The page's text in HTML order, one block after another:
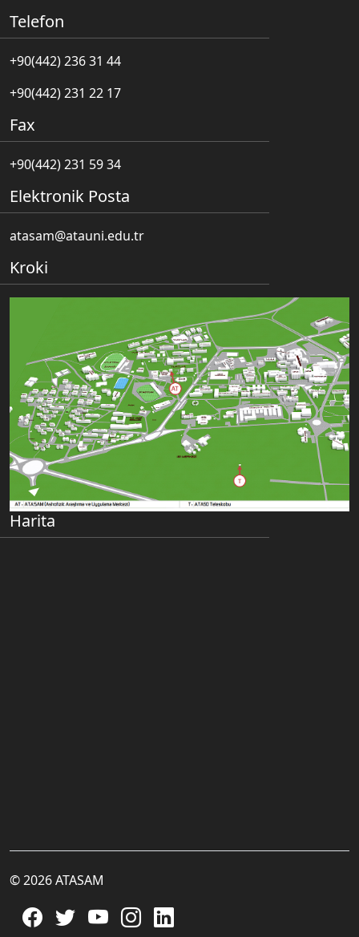
Telefon
+90(442) 236 31 44
+90(442) 231 22 17
Fax
+90(442) 231 59 34
Elektronik Posta
atasam@atauni.edu.tr
Kroki
Harita
© 2026 ATASAM